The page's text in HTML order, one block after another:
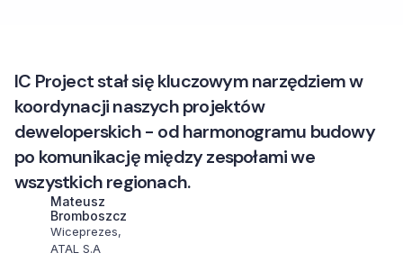
IC Project stał się kluczowym narzędziem w
koordynacji naszych projektów
deweloperskich - od harmonogramu budowy
po komunikację między zespołami we
wszystkich regionach.
Mateusz
Bromboszcz
Wiceprezes,
ATAL S.A